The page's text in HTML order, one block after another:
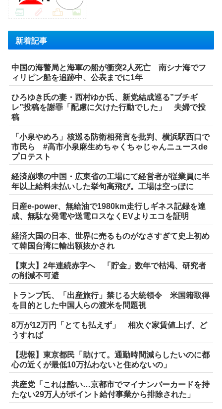
新着記事
中国の海警局と海軍の船が衝突2人死亡 南シナ海でフ
ィリピン船を追跡中、公表までに1年
ひろゆき氏の妻・西村ゆか氏、新党結成巡る”ブチギ
レ”投稿を謝罪「配慮に欠けた行動でした」 夫婦で投
稿
「小泉やめろ」核巡る防衛相発言を批判、横浜駅西口で
市民ら #高市小泉麻生めちゃくちゃじゃんニュースde
プロテスト
経済崩壊の中国・広東省の工場にて経営者が従業員に半
年以上給料未払いした挙句高飛び。工場は空っぽに
日産e-power、無給油で1980km走行しギネス記録を達
成、無駄な発電や送電ロスなくEVよりエコを証明
経済大国の日本、世界に売るものがなさすぎて史上初め
て韓国台湾に輸出額抜かされ
【東大】2年連続赤字へ 「貯金」数年で枯渇、研究者
の削減不可避
トランプ氏、「出産旅行」禁じる大統領令 米国籍取得
を目的とした中国人らの渡米を問題視
8万が12万円「とても払えず」 相次ぐ家賃値上げ、ど
うすれば
【悲報】東京都民「助けて。通勤時間減らしたいのに都
心の近くが最低10万払わないと住めないの」
共産党「これは酷い…京都市でマイナンバーカードを持
たない29万人がポイント給付事業から排除された」